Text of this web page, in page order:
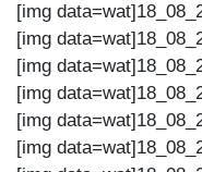
[img
[img
[img
[img
[img
[img